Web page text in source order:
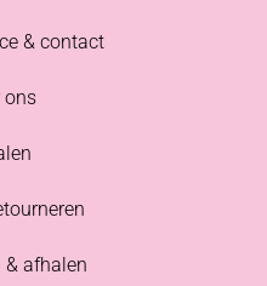
& contact
ons
& afhalen